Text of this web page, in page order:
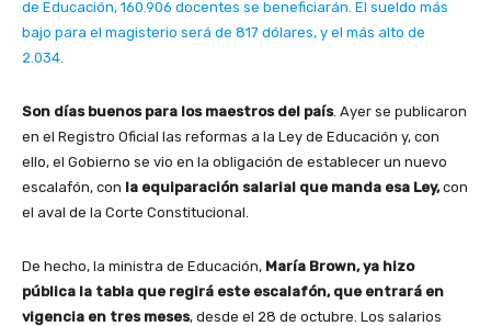
de Educación, 160.906 docentes se beneficiarán. El sueldo más
bajo para el magisterio será de 817 dólares, y el más alto de
2.034.
Son días buenos para los maestros del país. Ayer se publicaron
en el Registro Oficial las reformas a la Ley de Educación y, con
ello, el Gobierno se vio en la obligación de establecer un nuevo
escalafón, con la equiparación salarial que manda esa Ley,con
el aval de la Corte Constitucional.
De hecho, la ministra de Educación, María Brown, ya hizo
pública la tabla que regirá este escalafón, que entrará en
vigencia en tres meses, desde el 28 de octubre. Los salarios